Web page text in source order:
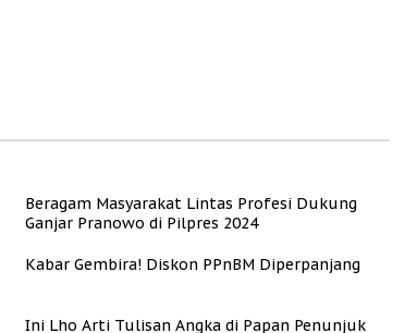
Beragam Masyarakat Lintas Profesi Dukung
Ganjar Pranowo di Pilpres 2024
Kabar Gembira! Diskon PPnBM Diperpanjang
Ini Lho Arti Tulisan Angka di Papan Penunjuk